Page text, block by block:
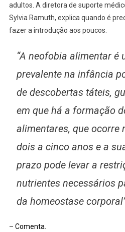
adultos. A diretora de suporte
Sylvia Ramuth, explica quando é
fazer a introdução aos poucos.
“A neofobia alimentar é
prevalente na infância
de descobertas táteis,
em que há a formação
alimentares, que ocorre
dois a cinco anos e a
prazo pode levar a
nutrientes necessários
da homeostase
– Comenta.